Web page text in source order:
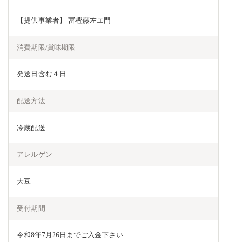
【提供事業者】 冨樫藤左エ門
消費期限/賞味期限
発送日含む４日
配送方法
冷蔵配送
アレルゲン
大豆
受付期間
令和8年7月26日までご入金下さい